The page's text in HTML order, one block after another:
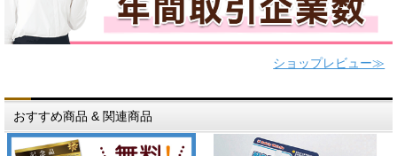
ショップレビュー≫
おすすめ商品 & 関連商品